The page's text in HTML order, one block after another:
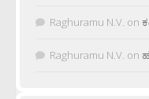
Raghuramu N.V. on
Raghuramu N.V. on